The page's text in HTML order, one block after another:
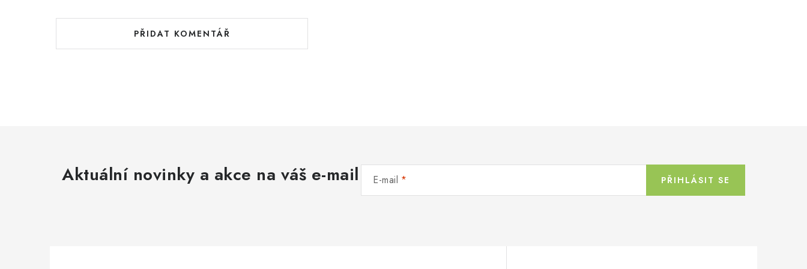
PŘIDAT KOMENTÁŘ
Aktuální novinky a akce na váš e-mail E-mail PŘIHLÁSIT SE